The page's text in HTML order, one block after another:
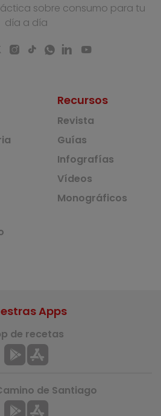
sobre consumo para tu
día a día
Recursos
Revista
Guías
Infografías
Vídeos
Monográficos
Apps
de recetas
de Santiago